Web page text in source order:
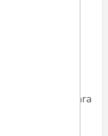
menanggapi
pengajar
Nadiem,
program
Inggris para
dengan